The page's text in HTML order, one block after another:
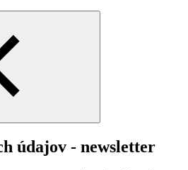
údajov - newsletter